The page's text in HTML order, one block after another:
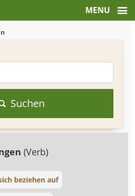
Suchen
(Verb)
beziehen auf